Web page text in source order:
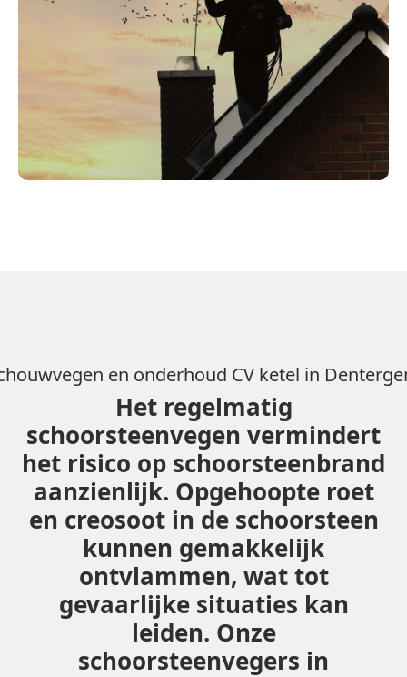
en onderhoud CV ketel in
Het regelmatig
schoorsteenvegen vermindert
het risico op schoorsteenbrand
aanzienlijk. Opgehoopte roet
en creosoot in de schoorsteen
kunnen gemakkelijk
ontvlammen, wat tot
gevaarlijke situaties kan
leiden. Onze
schoorsteenvegers in